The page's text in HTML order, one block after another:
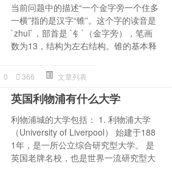
当前问题中的描述“一个金字旁一个住多
一横”指的是汉字“锥”。这个字的读音是
`zhuī`，部首是 `钅`（金字旁），笔画
数为13，结构为左右结构。锥的基本释
0 366 文章列表
英国利物浦有什么大学
利物浦城的大学包括： 1. 利物浦大学
（University of Liverpool） 始建于188
1年，是一所公立综合研究型大学。 是
英国老牌名校，也是世界一流研究型大